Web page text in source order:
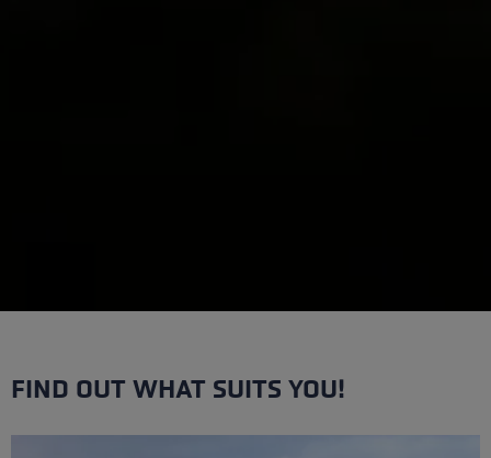
FIND OUT WHAT SUITS YOU!